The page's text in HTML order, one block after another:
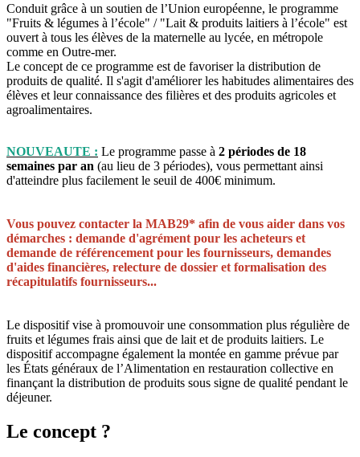
Conduit grâce à un soutien de l’Union européenne, le programme
"Fruits & légumes à l’école" / "Lait & produits laitiers à l’école" est
ouvert à tous les élèves de la maternelle au lycée, en métropole
comme en Outre-mer.
Le concept de ce programme est de favoriser la distribution de
produits de qualité. Il s'agit d'améliorer les habitudes alimentaires des
élèves et leur connaissance des filières et des produits agricoles et
agroalimentaires.
NOUVEAUTE : Le programme passe à 2 périodes de 18
semaines par an (au lieu de 3 périodes), vous permettant ainsi
d'atteindre plus facilement le seuil de 400€ minimum.
Vous pouvez contacter la MAB29* afin de vous aider dans vos
démarches : demande d'agrément pour les acheteurs et
demande de référencement pour les fournisseurs, demandes
d'aides financières, relecture de dossier et formalisation des
récapitulatifs fournisseurs...
Le dispositif vise à promouvoir une consommation plus régulière de
fruits et légumes frais ainsi que de lait et de produits laitiers. Le
dispositif accompagne également la montée en gamme prévue par
les États généraux de l’Alimentation en restauration collective en
finançant la distribution de produits sous signe de qualité pendant le
déjeuner.
Le concept ?